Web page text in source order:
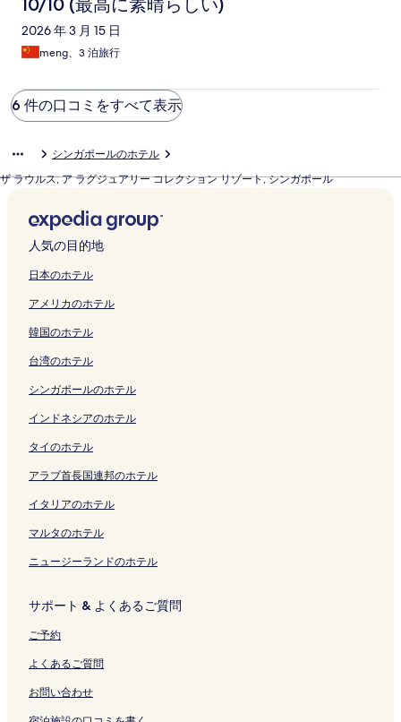
10/10 (最高に素晴らしい)
2026 年 3 月 15 日
meng、3 泊旅行
6 件の口コミをすべて表示
シンガポールのホテル
ザ ラウルス, ア ラグジュアリー コレクション リゾート, シンガポール
人気の目的地
日本のホテル
アメリカのホテル
韓国のホテル
台湾のホテル
シンガポールのホテル
インドネシアのホテル
タイのホテル
アラブ首長国連邦のホテル
イタリアのホテル
マルタのホテル
ニュージーランドのホテル
サポート & よくあるご質問
ご予約
よくあるご質問
お問い合わせ